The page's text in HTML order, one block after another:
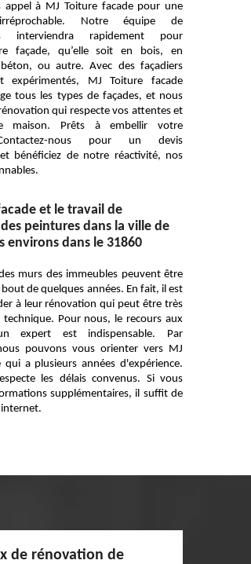
appel à MJ Toiture facade pour une
Notre équipe de
interviendra rapidement pour
façade, qu’elle soit en bois, en
ou autre. Avec des façadiers
expérimentés, MJ Toiture facade
tous les types de façades, et nous
qui respecte vos attentes et
maison. Prêts à embellir votre
nous pour un devis
bénéficiez de notre réactivité, nos
et le travail de
peintures dans la ville de
environs dans le 31860
murs des immeubles peuvent être
de quelques années. En fait, il est
à leur rénovation qui peut être très
Pour nous, le recours aux
expert est indispensable. Par
pouvons vous orienter vers MJ
qui a plusieurs années d'expérience.
les délais convenus. Si vous
supplémentaires, il suffit de
de rénovation de